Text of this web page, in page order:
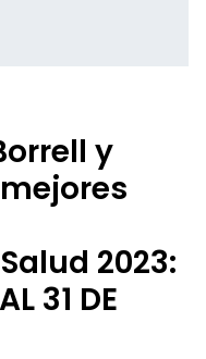
y
2023:
31 DE